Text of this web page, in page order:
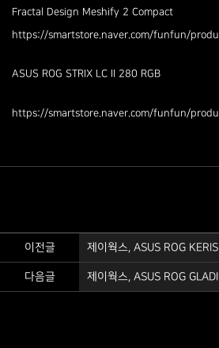
Fractal Design Meshify 2 Compact
https://smartstore.naver.com/funfun/
ASUS ROG STRIX LC II 280 RGB
https://smartstore.naver.com/funfun/
이전글 제이웍스, ASUS ROG
다음글 제이웍스, ASUS ROG